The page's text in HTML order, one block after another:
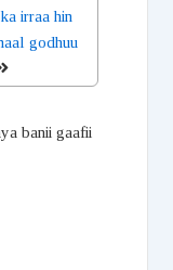
irraa hin
godhuu
banii gaafii